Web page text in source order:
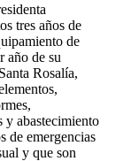
tres años de
de
año de su
Rosalía,
y abastecimiento
de emergencias
y que son